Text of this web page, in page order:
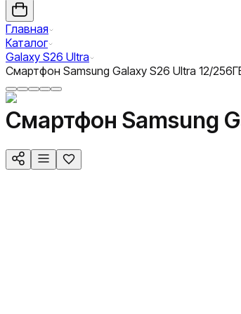
Главная
Каталог
Galaxy S26 Ultra
Смартфон Samsung Galaxy S26 Ultra 12/
Смартфон Samsung